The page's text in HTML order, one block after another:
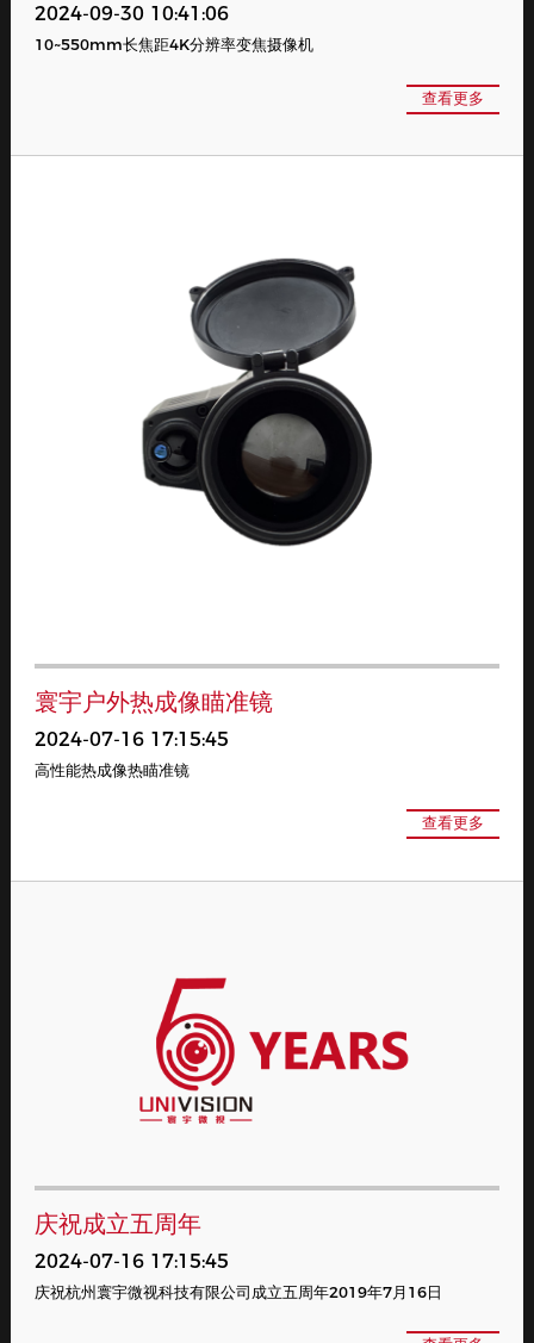
2024-09-30 10:41:06
10~550mm长焦距4K分辨率变焦摄像机
查看更多
寰宇户外热成像瞄准镜
2024-07-16 17:15:45
高性能热成像热瞄准镜
查看更多
庆祝成立五周年
2024-07-16 17:15:45
庆祝杭州寰宇微视科技有限公司成立五周年2019年7月16日